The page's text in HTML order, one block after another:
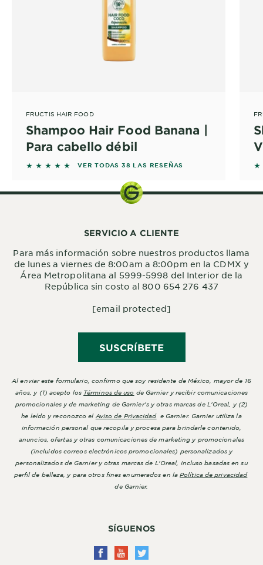
FRUCTIS HAIR FOOD
Shampoo Hair Food Banana |
Para cabello débil
5 out of 5 stars based on reviews
VER TODAS 38 LAS RESEÑAS 5
SÍGUENOS
SERVICIO A CLIENTE
Para más información sobre nuestros productos llama
de lunes a viernes de 8:00am a 8:00pm en la CDMX y
Área Metropolitana al 5999-5998 del Interior de la
República sin costo al 800 654 276 437
[email protected]
SUSCRÍBETE
Al enviar este formulario, confirmo que soy residente de México, mayor de 16
años, y (1) acepto los Términos de uso de Garnier y recibir comunicaciones
promocionales y de marketing de Garnier's y otras marcas de L'Oreal, y (2)
he leído y reconozco el Aviso de Privacidade Garnier. Garnier utiliza la
información personal que recopila y procesa para brindarle contenido,
anuncios, ofertas y otras comunicaciones de marketing y promocionales
(incluidos correos electrónicos promocionales) personalizados y
personalizados de Garnier y otras marcas de L'Oreal, incluso basadas en su
perfil de belleza, y para otros fines enumerados en laPolítica de privacidad
de Garnier.